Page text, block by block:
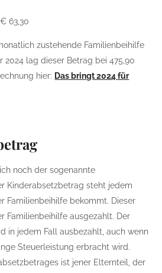
63,30
zustehende Familienbeihilfe
2024 lag dieser Betrag bei 475,90
hier: Das bringt 2024 für
noch der sogenannte
Kinderabsetzbetrag steht jedem
Familienbeihilfe bekommt. Dieser
Familienbeihilfe ausgezahlt. Der
in jedem Fall ausbezahlt, auch wenn
Steuerleistung erbracht wird.
ist jener Elternteil, der